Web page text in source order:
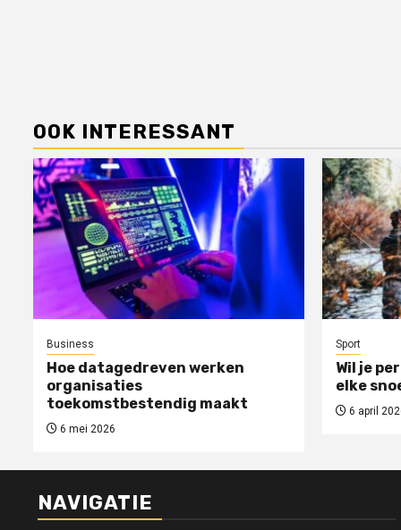
OOK INTERESSANT
Business
Hoe datagedreven werken
organisaties
toekomstbestendig maakt
6 mei 2026
Sport
Wil je
elke
6 april
NAVIGATIE